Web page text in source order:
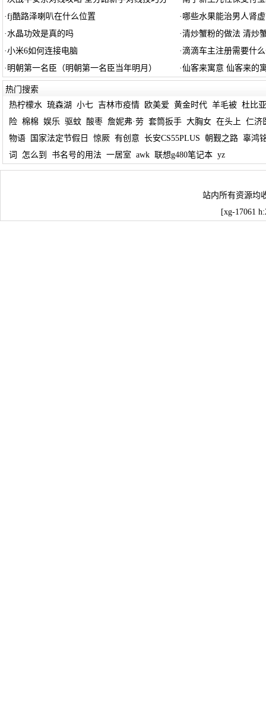
·fj酷路泽喇叭在什么位置 · 哪些水果能治男人肾
·水晶功效是真的吗 ·清炒蟹粉的做法 清炒
·小米6如何连接电脑 ·滴滴车主注册需要什
· 明朝第一名臣（明朝第一名臣当年明月） ·仙客来寓意 仙客来的
热门搜索
热柠檬水 琉森湖 小七 吉林市疫情 欧美爱 黄金时代 羊毛被 杜比亚
险 棉棉 娱乐 驱蚊 酸枣 詹妮弗·劳 套筒扳手 大胸女 在头上 仁济
物语
国家法定节假日 惊厥 有创意 长安CS55PLUS 朝觐之路 辜鸿
词
怎么到 书名号的用法 一居室 awk 联想g480笔记本 yz
站内所有资源均
[xg-17061